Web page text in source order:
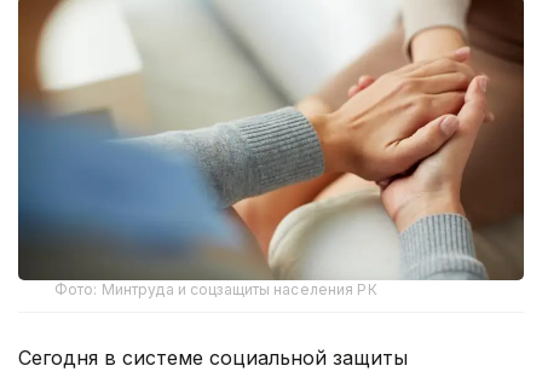
Фото: Минтруда и соцзащиты населения РК
Сегодня в системе социальной защиты